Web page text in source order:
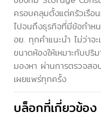
ครอบคลุมตั้งแต่ครัวเรื
ไปจนถึงธุรกิจที่มีข้อกำห
อย. ทุกคำแนะนำ ไม่ว่าจ
ขนาดห้องให้เหมาะกับป
มองหา ผ่านการตรวจส
เผยแพร่ทุกครั้ง
บล็อกที่เกี่ยวข้อง